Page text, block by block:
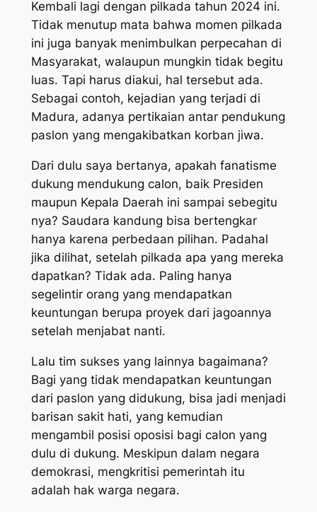
Kembali lagi dengan pilkada tahun 2024 ini.
Tidak menutup mata bahwa momen pilkada
ini juga banyak menimbulkan perpecahan di
Masyarakat, walaupun mungkin tidak begitu
luas. Tapi harus diakui, hal tersebut ada.
Sebagai contoh, kejadian yang terjadi di
Madura, adanya pertikaian antar pendukung
paslon yang mengakibatkan korban jiwa.
Dari dulu saya bertanya, apakah fanatisme
dukung mendukung calon, baik Presiden
maupun Kepala Daerah ini sampai sebegitu
nya? Saudara kandung bisa bertengkar
hanya karena perbedaan pilihan. Padahal
jika dilihat, setelah pilkada apa yang mereka
dapatkan? Tidak ada. Paling hanya
segelintir orang yang mendapatkan
keuntungan berupa proyek dari jagoannya
setelah menjabat nanti.
Lalu tim sukses yang lainnya bagaimana?
Bagi yang tidak mendapatkan keuntungan
dari paslon yang didukung, bisa jadi menjadi
barisan sakit hati, yang kemudian
mengambil posisi oposisi bagi calon yang
dulu di dukung. Meskipun dalam negara
demokrasi, mengkritisi pemerintah itu
adalah hak warga negara.